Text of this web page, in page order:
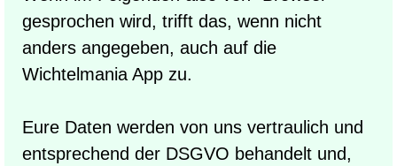
gesprochen wird, trifft das, wenn nicht
anders angegeben, auch auf die
Wichtelmania App zu.
Eure Daten werden von uns vertraulich und
entsprechend der DSGVO behandelt und,